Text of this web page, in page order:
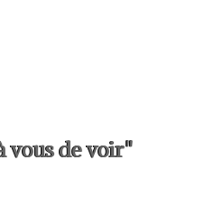
vous de voir"